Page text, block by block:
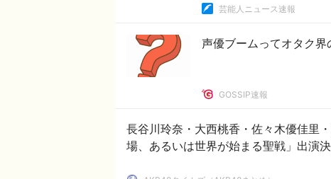
芸能人ニュース速報
声優ブームってオタク
GOSSIP速報
長谷川玲奈・大西桃香・佐々木優佳里
場、あるいは世界が始まる聖戦」出演